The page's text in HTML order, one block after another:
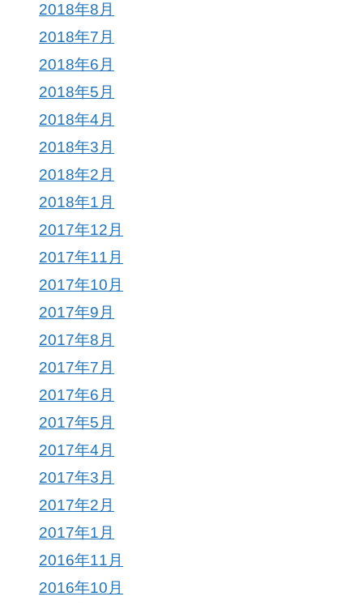
2018年8月
2018年7月
2018年6月
2018年5月
2018年4月
2018年3月
2018年2月
2018年1月
2017年12月
2017年11月
2017年10月
2017年9月
2017年8月
2017年7月
2017年6月
2017年5月
2017年4月
2017年3月
2017年2月
2017年1月
2016年11月
2016年10月